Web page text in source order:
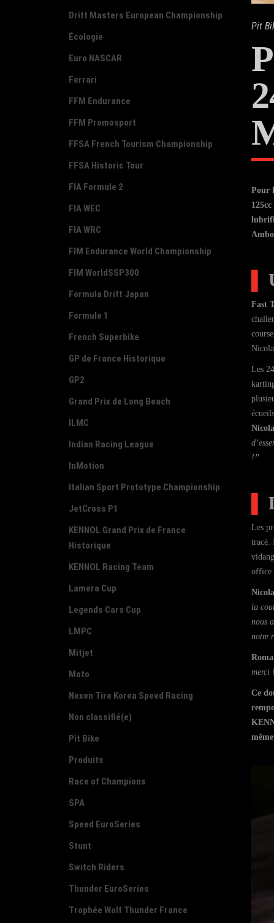
Pit
Pour
Fast
Les
!”
Les
tracé.
office
la
nous
notre
merci
Ce
Drift Masters European Championship
Écologie
Euro NASCAR
Ferrari
FFM Endurance
FFM Promosport
FFSA French Tourism Championship
FFSA Historic Tour
FIA Formule 2
FIA WEC
FIA WRC
FIM Endurance World Championship
FIM WorldSSP300
Formula Drift Japan
Formule 1
French Superbike
GP de France Historique
GP2
Grand Prix de Long Beach
ILMC
Indian Racing League
InMotion
Italian Sport Prototype Championship
JetCross P1
KENNOL Grand Prix de France
Historique
KENNOL Racing Team
Lamera Cup
Legends Cars Cup
LMPC
Mitjet
Moto
Nexen Tire Korea Speed Racing
Non classifié(e)
Pit Bike
Produits
Race of Champions
SPA
Speed EuroSeries
Stunt
Switch Riders
Thunder EuroSeries
Trophée Wolf Thunder France